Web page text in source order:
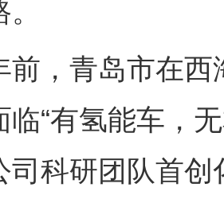
青岛市在西
临“有氢能车，
司科研团队首